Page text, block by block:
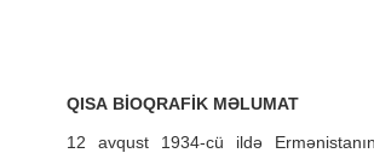
QISA BİOQRAFİK MƏLUMAT
12 avqust 1934-cü ildə